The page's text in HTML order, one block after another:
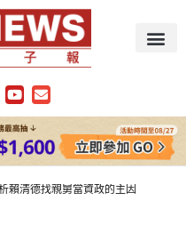
賴清德找親舅當資政的主因